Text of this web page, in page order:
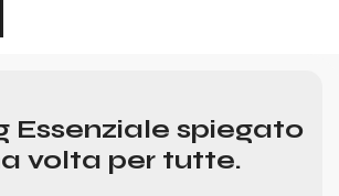
Essenziale spiegato
volta per tutte.